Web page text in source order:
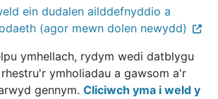
ein dudalen ailddefnyddio a
(agor mewn dolen newydd)
ymhellach, rydym wedi datblygu
ymholiadau a gawsom a'r
gennym. Cliciwch yma i weld y